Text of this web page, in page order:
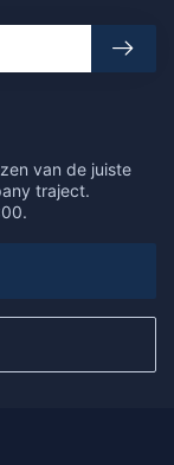
van de juiste
traject.